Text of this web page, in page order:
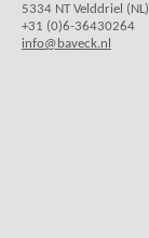
5334 NT Velddriel (NL)
+31 (0)6-36430264
info@baveck.nl